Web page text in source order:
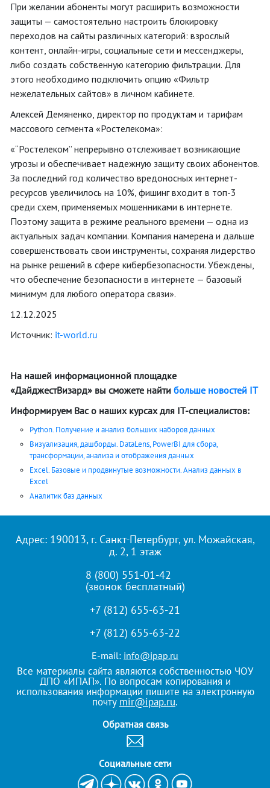
При желании абоненты могут расширить возможности
защиты — самостоятельно настроить блокировку
переходов на сайты различных категорий: взрослый
контент, онлайн-игры, социальные сети и мессенджеры,
либо создать собственную категорию фильтрации. Для
этого необходимо подключить опцию «Фильтр
нежелательных сайтов» в личном кабинете.
Алексей Демяненко, директор по продуктам и тарифам
массового сегмента «Ростелекома»:
«“Ростелеком” непрерывно отслеживает возникающие
угрозы и обеспечивает надежную защиту своих абонентов.
За последний год количество вредоносных интернет-
ресурсов увеличилось на 10%, фишинг входит в топ-3
среди схем, применяемых мошенниками в интернете.
Поэтому защита в режиме реального времени — одна из
актуальных задач компании. Компания намерена и дальше
совершенствовать свои инструменты, сохраняя лидерство
на рынке решений в сфере кибербезопасности. Убеждены,
что обеспечение безопасности в интернете — базовый
минимум для любого оператора связи».
12.12.2025
Источник: it-world.ru
На нашей информационной площадке
«ДайджестВизард» вы сможете найти больше новостей IT
Информируем Вас о наших курсах для IT-специалистов:
Python. Получение и анализ больших наборов данных
Визуализация, дашборды. DataLens, PowerBI для сбора,
трансформации, анализа и отображения данных
Excel. Базовые и продвинутые возможности. Анализ данных в
Excel
Аналитик баз данных
Адрес: 190013, г. Санкт-Петербург, ул. Можайская,
д. 2, 1 этаж
8 (800) 551-01-42
(звонок бесплатный)
+7 (812) 655-63-21
+7 (812) 655-63-22
E-mail: info@ipap.ru
Все материалы сайта являются собственностью ЧОУ
ДПО «ИПАП». По вопросам копирования и
использования информации пишите на электронную
почту mir@ipap.ru.
Обратная связь
Cоциальные сети